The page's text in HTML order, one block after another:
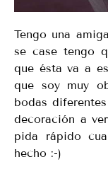
Tengo una
se case tengo
que ésta va a
que soy muy
bodas
decoración a
pida rápido
hecho :-)